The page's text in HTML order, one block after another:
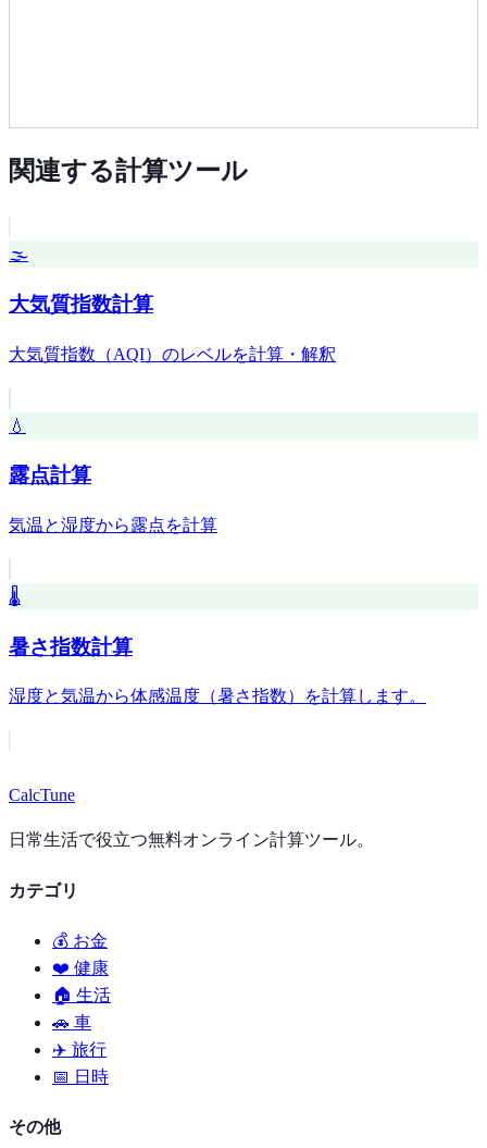
関連する計算ツール
🌫️
大気質指数計算
大気質指数（AQI）のレベルを計算・解釈
💧
露点計算
気温と湿度から露点を計算
🌡️
暑さ指数計算
湿度と気温から体感温度（暑さ指数）を計算します。
CalcTune
日常生活で役立つ無料オンライン計算ツール。
カテゴリ
💰 お金
❤️ 健康
🏠 生活
🚗 車
✈️ 旅行
📅 日時
その他